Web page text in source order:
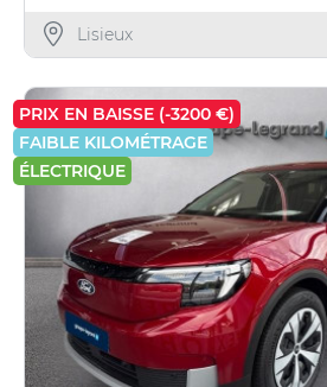
Lisieux
PRIX EN BAISSE (-3200 €)
FAIBLE KILOMÉTRAGE
ÉLECTRIQUE